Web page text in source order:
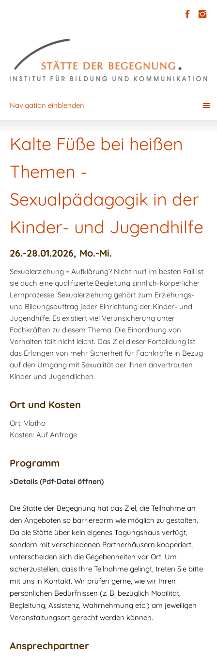
Navigation einblenden
Kalte Füße bei heißen
Themen -
Sexualpädagogik in der
Kinder- und Jugendhilfe
26.-28.01.2026, Mo.-Mi.
Sexualerziehung = Aufklärung? Nicht nur! Im besten Fall ist
sie auch eine qualifizierte Begleitung sinnlich-körperlicher
Lernprozesse. Sexualerziehung gehört zum Erziehungs-
und Bildungsauftrag jeder Einrichtung der Kinder- und
Jugendhilfe. Es existiert viel Verunsicherung unter
Fachkräften zu diesem Thema: Die Einordnung von
Verhalten fällt nicht leicht. Das Ziel dieser Fortbildung ist
das Erlangen von mehr Sicherheit für Fachkräfte in Bezug
auf den Umgang mit Sexualität der ihnen anvertrauten
Kinder und Jugendlichen.
Ort und Kosten
Ort: Vlotho
Kosten: Auf Anfrage
Programm
>Details (Pdf-Datei öffnen)
Die Stätte der Begegnung hat das Ziel, die Teilnahme an
den Angeboten so barrierearm wie möglich zu gestalten.
Da die Stätte über kein eigenes Tagungshaus verfügt,
sondern mit verschiedenen Partnerhäusern kooperiert,
unterscheiden sich die Gegebenheiten vor Ort. Um
sicherzustellen, dass Ihre Teilnahme gelingt, treten Sie bitte
mit uns in Kontakt. Wir prüfen gerne, wie wir Ihren
persönlichen Bedürfnissen (z. B. bezüglich Mobilität,
Begleitung, Assistenz, Wahrnehmung etc.) am jeweiligen
Veranstaltungsort gerecht werden können.
Ansprechpartner